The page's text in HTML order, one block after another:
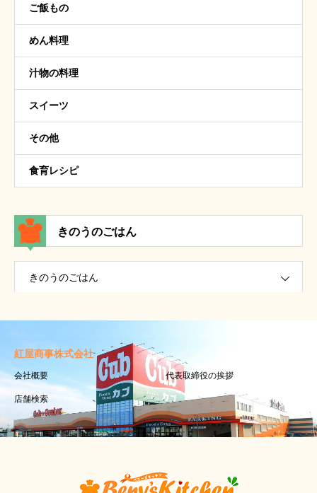
ご飯もの
めん料理
汁物の料理
スイーツ
その他
食育レシピ
きのうのごはん
きのうのごはん
紅屋商事株式会社
会社概要 代表取締役の挨拶
店舗検索